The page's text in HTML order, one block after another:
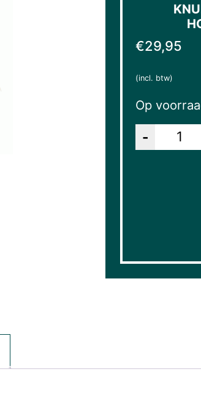
€29,95
(incl. btw)
Op
Aantal